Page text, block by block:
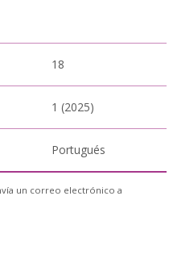
18
1 (2025)
Portugués
un correo electrónico a